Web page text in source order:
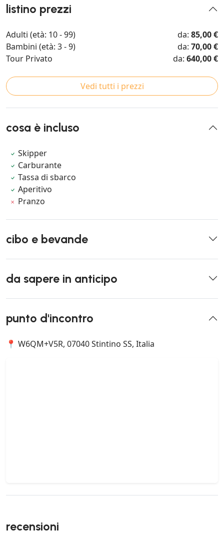
listino prezzi
Adulti (età: 10 - 99) da: 85,00 €
Bambini (età: 3 - 9)
da: 70,00 €
Tour Privato
da: 640,00 €
Vedi tutti i prezzi
cosa è incluso
Skipper
Carburante
Tassa di sbarco
Aperitivo
Pranzo
cibo e bevande
da sapere in anticipo
punto d'incontro
📍 W6QM+V5R, 07040 Stintino SS, Italia
recensioni